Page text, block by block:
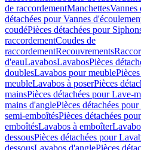
de raccordementManchettesVannes
détachées pour Vannes
coudéPièces détachées pour
raccordementCoudes de
raccordementRecouvrements
d'eauLavabosLavabosPièces
doublesLavabos pour meuble
meubleLavabos à poserPièces
mainsPièces détachées pour Lave-
mains d'anglePièces détachées
semi-emboîtésPièces détachées
emboîtésLavabos à emboîter
dessousPièces détachées pour
dessousLavabos d'anglePièces